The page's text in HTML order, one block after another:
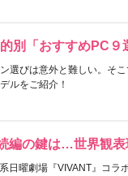
別「おすすめPC９
選びは意外と難しい。そ
ルをご紹介！
編の鍵は…世界観
日曜劇場『VIVANT』コラ